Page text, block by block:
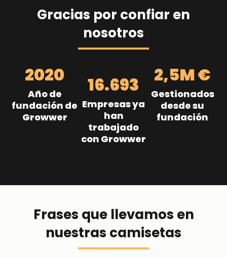
Gracias por confiar en
nosotros
2020
Año de
fundación de
Growwer
16.693
Empresas ya
han
trabajado
con Growwer
2,5M €
Gestionados
desde su
fundación
Frases que llevamos en
nuestras camisetas